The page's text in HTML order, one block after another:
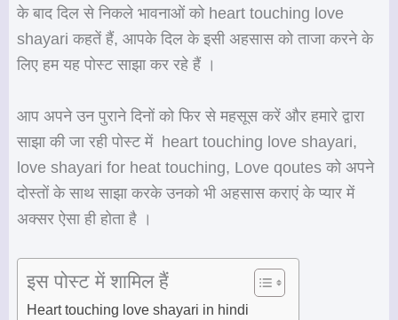
के बाद दिल से निकले भावनाओं को heart touching love
shayari कहतें हैं, आपके दिल के इसी अहसास को ताजा करने के
लिए हम यह पोस्ट साझा कर रहे हैं ।
आप अपने उन पुराने दिनों को फिर से महसूस करें और हमारे द्वारा
साझा की जा रही पोस्ट में heart touching love shayari,
love shayari for heat touching, Love qoutes को अपने
दोस्तों के साथ साझा करके उनको भी अहसास कराएं के प्यार में
अक्सर ऐसा ही होता है ।
इस पोस्ट में शामिल हैं
Heart touching love shayari in hindi